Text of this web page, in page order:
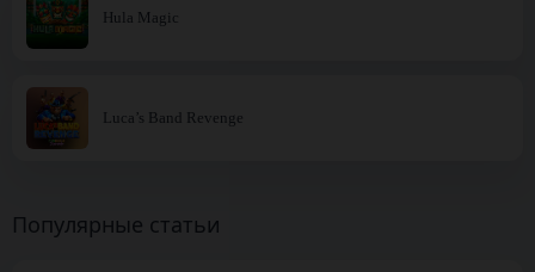
Hula Magic
Luca’s Band Revenge
Популярные статьи